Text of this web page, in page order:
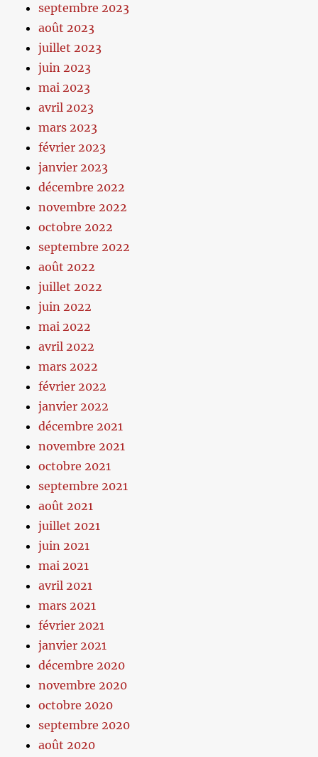
septembre 2023
août 2023
juillet 2023
juin 2023
mai 2023
avril 2023
mars 2023
février 2023
janvier 2023
décembre 2022
novembre 2022
octobre 2022
septembre 2022
août 2022
juillet 2022
juin 2022
mai 2022
avril 2022
mars 2022
février 2022
janvier 2022
décembre 2021
novembre 2021
octobre 2021
septembre 2021
août 2021
juillet 2021
juin 2021
mai 2021
avril 2021
mars 2021
février 2021
janvier 2021
décembre 2020
novembre 2020
octobre 2020
septembre 2020
août 2020